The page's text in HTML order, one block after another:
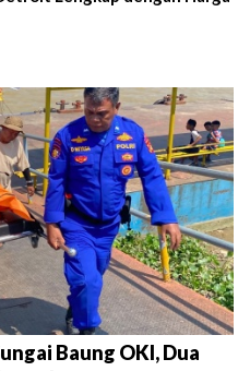
Baung OKI, Dua